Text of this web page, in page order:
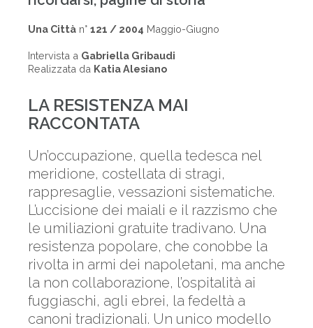
Una Città n° 121 / 2004 Maggio-Giugno
Intervista a Gabriella Gribaudi
Realizzata da Katia Alesiano
LA RESISTENZA MAI
RACCONTATA
Un’occupazione, quella tedesca nel
meridione, costellata di stragi,
rappresaglie, vessazioni sistematiche.
L’uccisione dei maiali e il razzismo che
le umiliazioni gratuite tradivano. Una
resistenza popolare, che conobbe la
rivolta in armi dei napoletani, ma anche
la non collaborazione, l’ospitalità ai
fuggiaschi, agli ebrei, la fedeltà a
canoni tradizionali. Un unico modello